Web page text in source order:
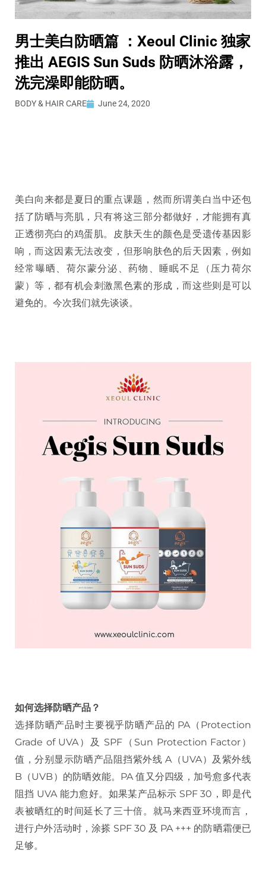
男士美白防晒篇 ：Xeoul Clinic 独家
推出 AEGIS Sun Suds 防晒沐浴露，
洗完澡即能防晒。
BODY & HAIR CARE June 24, 2020
美白向来都是夏日的重点课题，然而所谓美白当中还包
括了防晒与亮肌，只有将这三部分都做好，才能拥有真
正透彻亮白的鸡蛋肌。皮肤天生的颜色是受遗传基因影
响，而这因素无法改变，但形响肤色的后天因素，例如
经常曝晒、荷尔蒙分泌、药物、睡眠不足（压力荷尔
蒙）等，都有机会刺激黑色素的形成，而这些则是可以
避免的。今次我们就先谈谈。
如何选择防晒产品？
选择防晒产品时主要视乎防晒产品的 PA（Protection
Grade of UVA）及 SPF（Sun Protection Factor）
值，分别显示防晒产品阻挡紫外线 A（UVA）及紫外线
B（UVB）的防晒效能。PA 值又分四级，加号愈多代表
阻挡 UVA 能力愈好。如果某产品标示 SPF 30，即是代
表被晒红的时间延长了三十倍。就马来西亚环境而言，
进行户外活动时，涂搽 SPF 30 及 PA +++ 的防晒霜便已
足够。